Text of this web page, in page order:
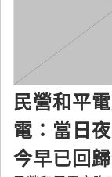
民營和平
電：當日
今早已回